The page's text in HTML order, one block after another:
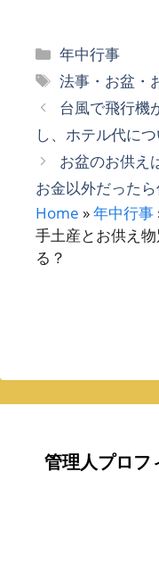
カ
テ
ゴ
リ
ー
年中行事
タ
グ
法事・お盆・
台風で飛行機
し、ホテル代に
お盆のお供え
お金以外だった
Home »年中行事
手土産とお供え
る？
管理人プロフ